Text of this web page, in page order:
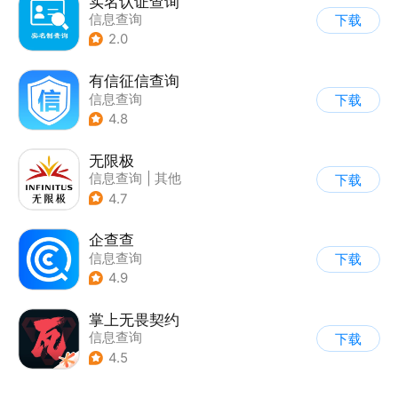
信息查询
2.0
下载
有信征信查询
信息查询
4.8
下载
无限极
信息查询
其他
4.7
下载
企查查
信息查询
4.9
下载
掌上无畏契约
信息查询
4.5
下载